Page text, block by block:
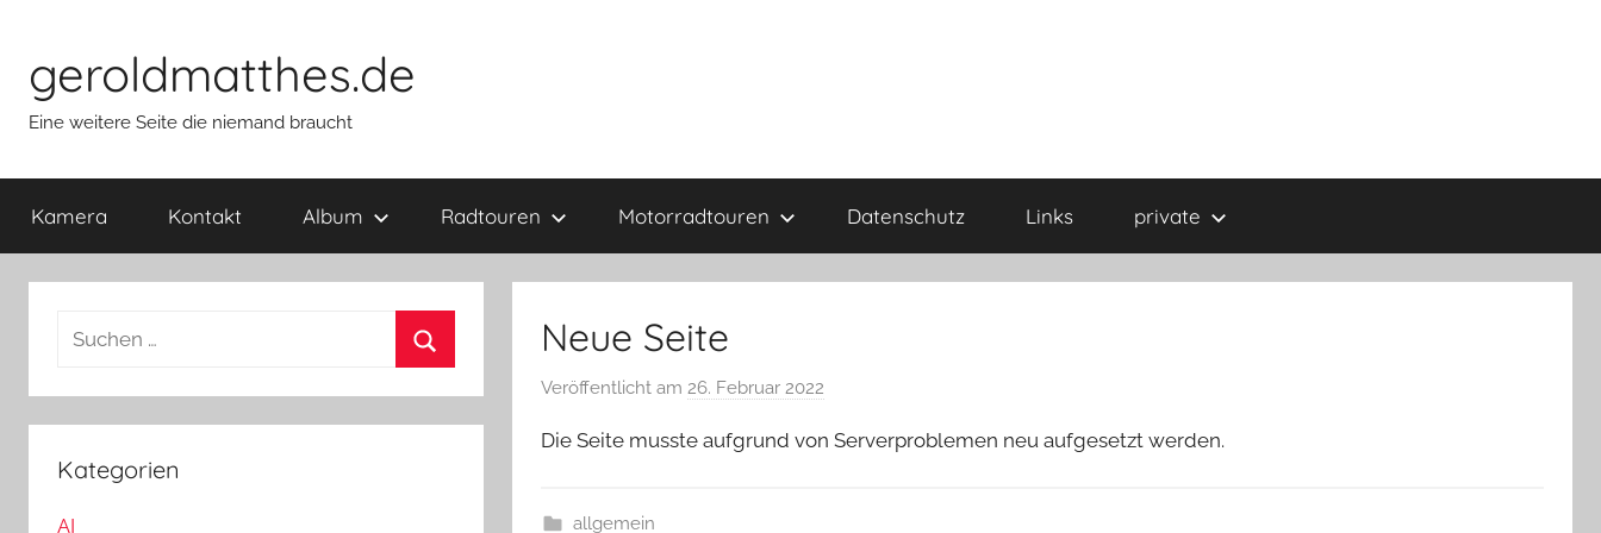
springen
geroldmatthes.de
Eine weitere Seite die niemand braucht
Kamera Kontakt Album Radtouren Motorradtouren Datenschutz Links private
Neue Seite
Veröffentlicht am 26. Februar 2022
n
Die Seite musste aufgrund von Serverproblemen neu aufgesetzt werden.
allgemein
c
h
e
Kategorien
AI